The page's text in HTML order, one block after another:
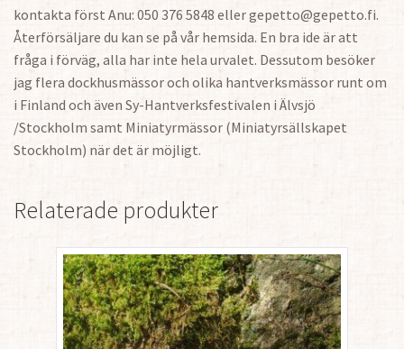
kontakta först Anu: 050 376 5848 eller gepetto@gepetto.fi.
Återförsäljare du kan se på vår hemsida. En bra ide är att
fråga i förväg, alla har inte hela urvalet. Dessutom besöker
jag flera dockhusmässor och olika hantverksmässor runt om
i Finland och även Sy-Hantverksfestivalen i Älvsjö
/Stockholm samt Miniatyrmässor (Miniatyrsällskapet
Stockholm) när det är möjligt.
Relaterade produkter